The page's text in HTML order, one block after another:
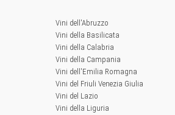
Vini dell'Abruzzo
Vini della Basilicata
Vini della Calabria
Vini della Campania
Vini dell'Emilia Romagna
Vini del Friuli Venezia Giulia
Vini del Lazio
Vini della Liguria